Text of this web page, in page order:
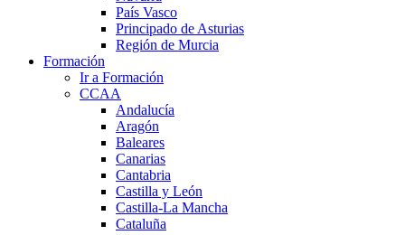
País Vasco
Principado de Asturias
Región de Murcia
Formación
Ir a Formación
CCAA
Andalucía
Aragón
Baleares
Canarias
Cantabria
Castilla y León
Castilla-La Mancha
Cataluña